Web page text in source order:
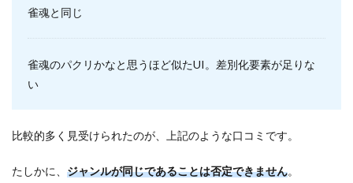
雀魂と同じ
雀魂のパクリかなと思うほど似たUI。差別化要素が足りな
い
比較的多く見受けられたのが、上記のような口コミです。
たしかに、 ジャンルが同じであることは否定できません。